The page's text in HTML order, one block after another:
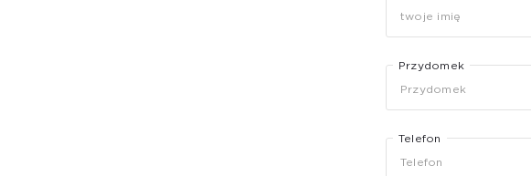
Przydomek
Telefon